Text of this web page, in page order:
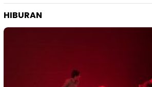
HIBURAN